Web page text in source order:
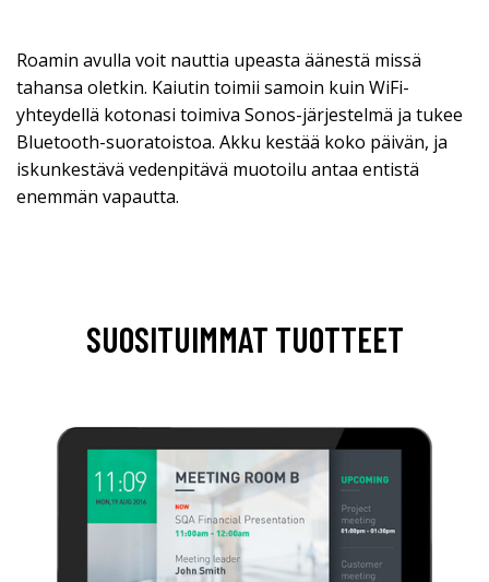
Roamin avulla voit nauttia upeasta äänestä missä
tahansa oletkin. Kaiutin toimii samoin kuin WiFi-
yhteydellä kotonasi toimiva Sonos-järjestelmä ja tukee
Bluetooth-suoratoistoa. Akku kestää koko päivän, ja
iskunkestävä vedenpitävä muotoilu antaa entistä
enemmän vapautta.
SUOSITUIMMAT TUOTTEET